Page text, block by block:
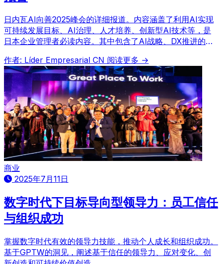
日内瓦AI向善2025峰会的详细报道。内容涵盖了利用AI实现
可持续发展目标、AI治理、人才培养、创新型AI技术等，是
日本企业管理者必读内容。其中包含了AI战略、DX推进的诸
作者: Líder Empresarial CN 阅读更多 →
商业
2025年7月11日
数字时代下目标导向型领导力：员工信任
与组织成功
掌握数字时代有效的领导力技能，推动个人成长和组织成功。
基于GPTW的洞见，阐述基于信任的领导力、应对变化、创